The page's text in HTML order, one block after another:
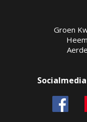
Groen
Socialmedia